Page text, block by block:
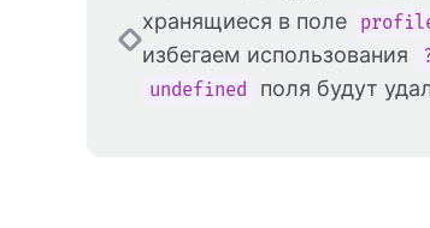
хранящиеся в поле
избегаем использования
undefined поля будут